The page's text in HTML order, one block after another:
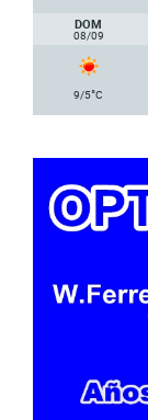
DOM
08/09
9/5°C